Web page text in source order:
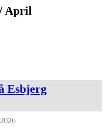
April
Esbjerg